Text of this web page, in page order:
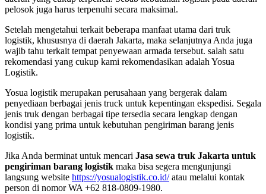
pelosok juga harus terpenuhi secara maksimal.
Setelah mengetahui terkait beberapa manfaat utama dari truk
logistik, khususnya di daerah Jakarta, maka selanjutnya Anda juga
wajib tahu terkait tempat penyewaan armada tersebut. salah satu
rekomendasi yang cukup kami rekomendasikan adalah Yosua
Logistik.
Yosua logistik merupakan perusahaan yang bergerak dalam
penyediaan berbagai jenis truck untuk kepentingan ekspedisi. Segala
jenis truk dengan berbagai tipe tersedia secara lengkap dengan
kondisi yang prima untuk kebutuhan pengiriman barang jenis
logistik.
Jika Anda berminat untuk mencari Jasa sewa truk Jakarta untuk
pengiriman barang logistik maka bisa segera mengunjungi
langsung website https://yosualogistik.co.id/atau melalui kontak
person di nomor WA +62 818-0809-1980.